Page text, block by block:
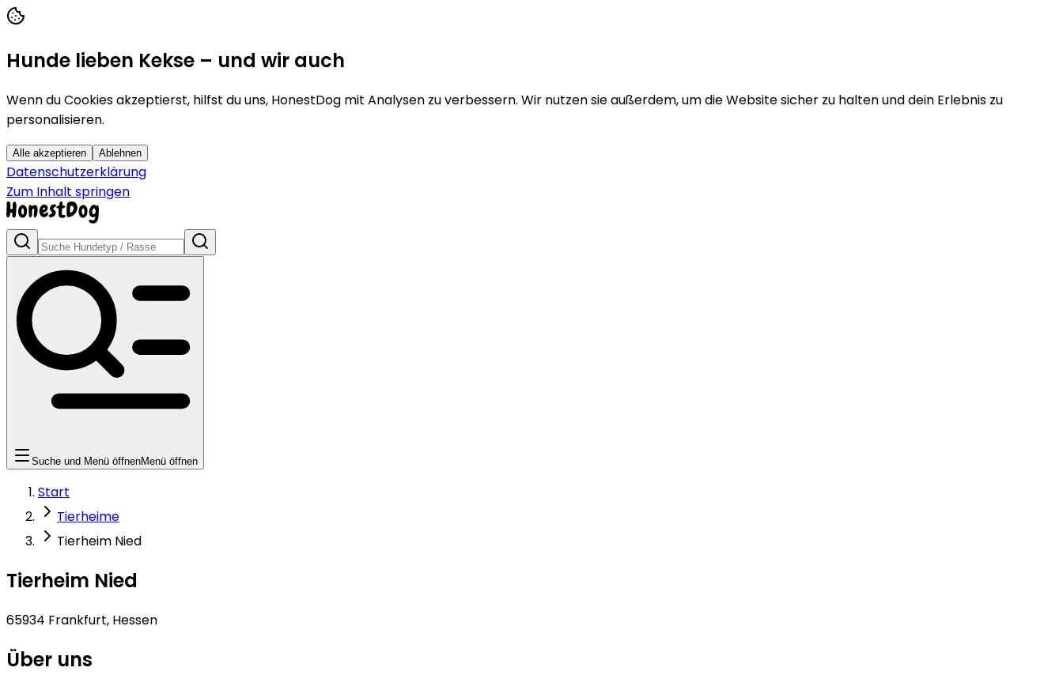
Hunde lieben Kekse – und wir auch
Wenn du Cookies akzeptierst, hilfst du uns, HonestDog mit Analysen zu verbessern. Wir nutzen sie außerdem, um die Website sicher zu halten und dein Erlebnis zu
personalisieren.
Alle akzeptieren Ablehnen
Datenschutzerklärung
Zum Inhalt springen
Suche und Menü öffnenMenü öffnen
Start
Tierheime
Tierheim Nied
Tierheim Nied
65934 Frankfurt, Hessen
Über uns